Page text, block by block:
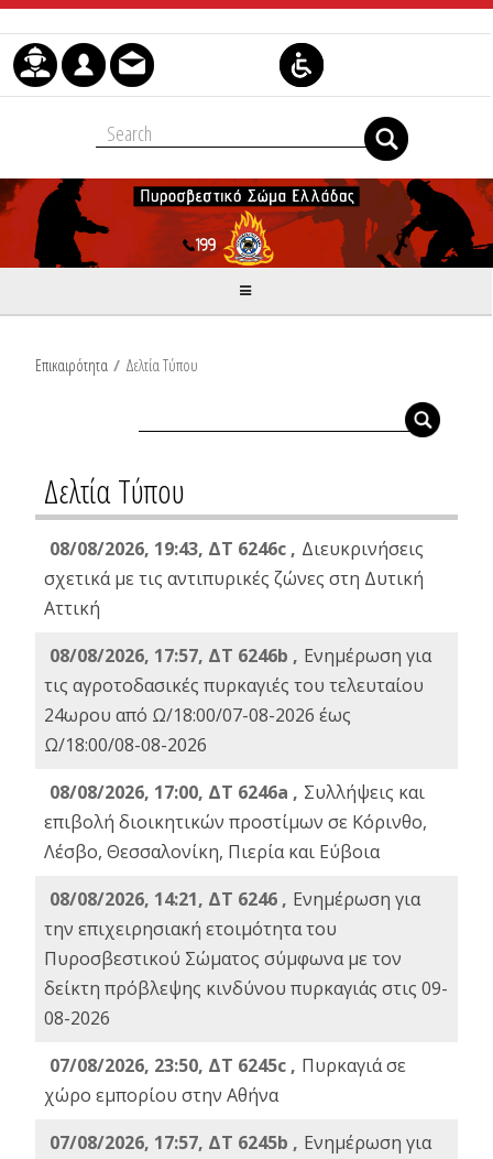
Skip to Content
Επικαιρότητα / Δελτία Τύπου
Δελτία Τύπου
08/08/2026, 19:43, ΔT 6246c , Διευκρινήσεις
σχετικά με τις αντιπυρικές ζώνες στη Δυτική
Αττική
08/08/2026, 17:57, ΔΤ 6246b , Ενημέρωση για
τις αγροτοδασικές πυρκαγιές του τελευταίου
24ωρου από Ω/18:00/07-08-2026 έως
Ω/18:00/08-08-2026
08/08/2026, 17:00, ΔΤ 6246a , Συλλήψεις και
επιβολή διοικητικών προστίμων σε Κόρινθο,
Λέσβο, Θεσσαλονίκη, Πιερία και Εύβοια
08/08/2026, 14:21, ΔΤ 6246 , Ενημέρωση για
την επιχειρησιακή ετοιμότητα του
Πυροσβεστικού Σώματος σύμφωνα με τον
δείκτη πρόβλεψης κινδύνου πυρκαγιάς στις 09-
08-2026
07/08/2026, 23:50, ΔΤ 6245c , Πυρκαγιά σε
χώρο εμπορίου στην Αθήνα
07/08/2026, 17:57, ΔΤ 6245b , Ενημέρωση για